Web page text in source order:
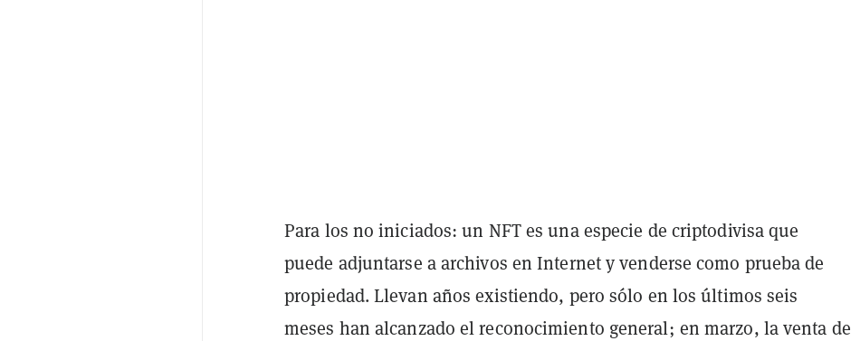
Para los no iniciados: un NFT es una especie de criptodivisa que
puede adjuntarse a archivos en Internet y venderse como prueba de
propiedad. Llevan años existiendo, pero sólo en los últimos seis
meses han alcanzado el reconocimiento general; en marzo, la venta de